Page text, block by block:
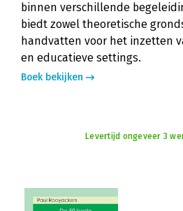
binnen verschillende
biedt zowel theoretische
handvatten voor het inzetten
en educatieve settings.
Boek bekijken
Levertijd ongeveer 3